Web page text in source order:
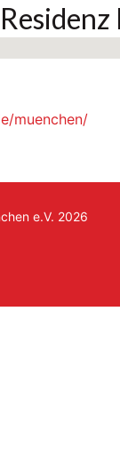
muenchen/
e.V. 2026